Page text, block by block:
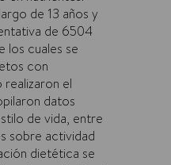
de 13 años y
de 6504
los cuales se
con
el
datos
de vida, entre
sobre actividad
dietética se